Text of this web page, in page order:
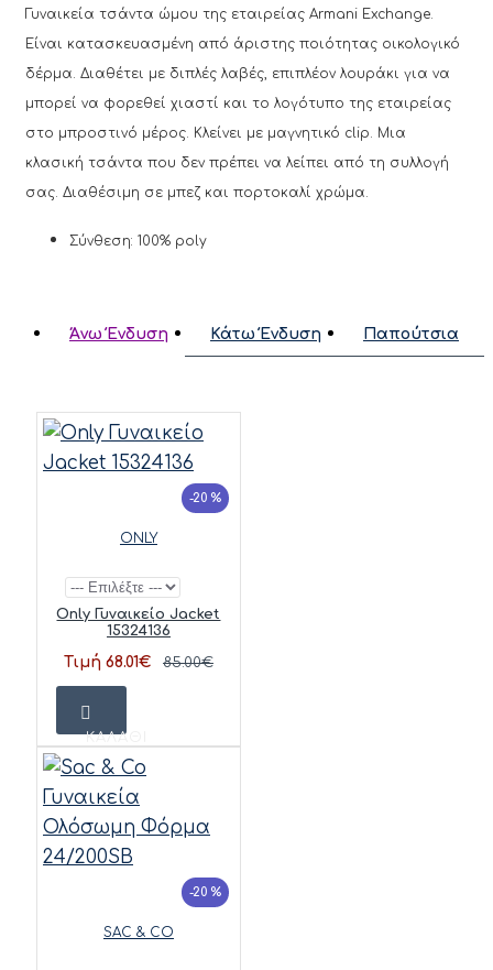
Γυναικεία τσάντα ώμου της εταιρείας Armani Exchange.
Είναι κατασκευασμένη από άριστης ποιότητας οικολογικό
δέρμα. Διαθέτει με διπλές λαβές, επιπλέον λουράκι για να
μπορεί να φορεθεί χιαστί και το λογότυπο της εταιρείας
στο μπροστινό μέρος. Κλείνει με μαγνητικό clip. Μια
κλασική τσάντα που δεν πρέπει να λείπει από τη συλλογή
σας. Διαθέσιμη σε μπεζ και πορτοκαλί χρώμα.
Σύνθεση: 100% poly
Άνω Ένδυση Κάτω Ένδυση Παπούτσια
-20 %
ONLY
Only Γυναικείο Jacket
15324136
Τιμή 68.01€ 85.00€
ΚΑΛΆΘΙ
-20 %
SAC & CO